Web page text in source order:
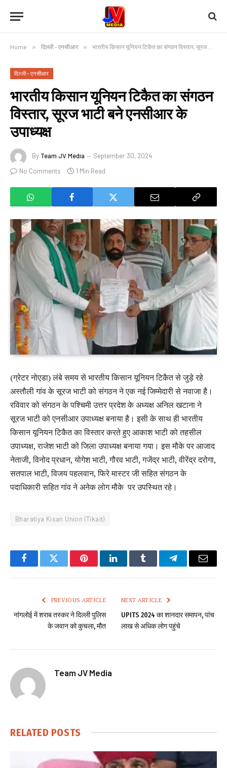
Home » दिल्ली - एनसीआर » भारतीय किसान यूनियन टिकैत का संगठन विस्तार, सूरज भाटी बने एनसीआर के उपाध्यक्ष
दिल्ली - एनसीआर
भारतीय किसान यूनियन टिकैत का संगठन
विस्तार, सूरज भाटी बने एनसीआर के
उपाध्यक्ष
By Team JV Media
September 30, 2024
No Comments
1 Min Read
(ग्रेटर नोएडा) लंबे समय से भारतीय किसान यूनियन टिकैत से जुड़े रहे
अस्तौली गांव के सूरज भाटी को संगठन ने एक नई जिम्मेदारी से नवाजा है।
रविवार को संगठन के पश्चिमी उत्तर प्रदेश के अध्यक्ष अनिल खटाना ने
सूरज भाटी को एनसीआर उपाध्यक्ष बनाया है। इसी के साथ ही भारतीय
किसान यूनियन टिकैत का विस्तार करते हुए आकाश भाटी को तहसील
उपाध्यक्ष, राजेश भाटी को जिला उपाध्यक्ष बनाया गया। इस मौके पर आजाद
नेताजी, विनोद प्रधान, योगेश भाटी, गौरव भाटी, गजेंद्र भाटी, वीरेंद्र दरोगा,
सतपाल भाटी, विजय पहलवान, फिरे मास्टर जी सहित संगठन के
पदाधिकारी सहित गांव ने अनेक लोग मौके पर उपस्थित रहे।
Bharatiya Kisan Union (Tikait)
FacebookTwitter PinterestLinkedInTumblr TelegramEmail
PREVIOUS ARTICLE
नांगलोई में शराब तस्कर ने दिल्ली पुलिस
के जवान को कुचला, मौत
NEXT ARTICLE
UPITS 2024 का शानदार समापन, पांच
लाख से अधिक लोग पहुंचे
Team JV Media
RELATED POSTS